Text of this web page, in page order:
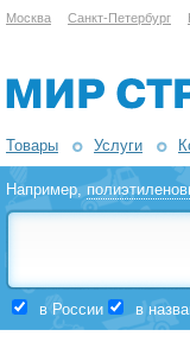
Москва Санкт-Петербург
Товары Услуги
Например,
в России в